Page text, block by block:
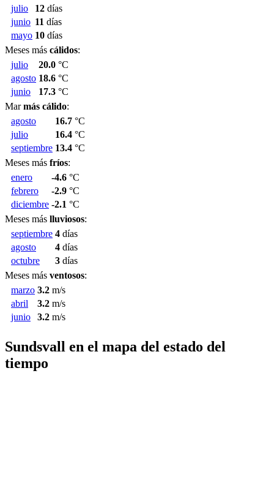
julio
12 días
junio 11 días
mayo 10 días
Meses más cálidos:
julio
20.0 °C
agosto 18.6 °C
junio
17.3 °C
Marmás cálido:
agosto
16.7 °C
julio
16.4 °C
septiembre 13.4 °C
Meses más fríos:
enero
-4.6 °C
febrero
-2.9 °C
diciembre -2.1 °C
Meses más lluviosos:
septiembre 4 días
agosto
4 días
octubre
3 días
Meses más ventosos:
marzo 3.2 m/s
abril
3.2 m/s
junio
3.2 m/s
Sundsvall en el mapa del estado del
tiempo